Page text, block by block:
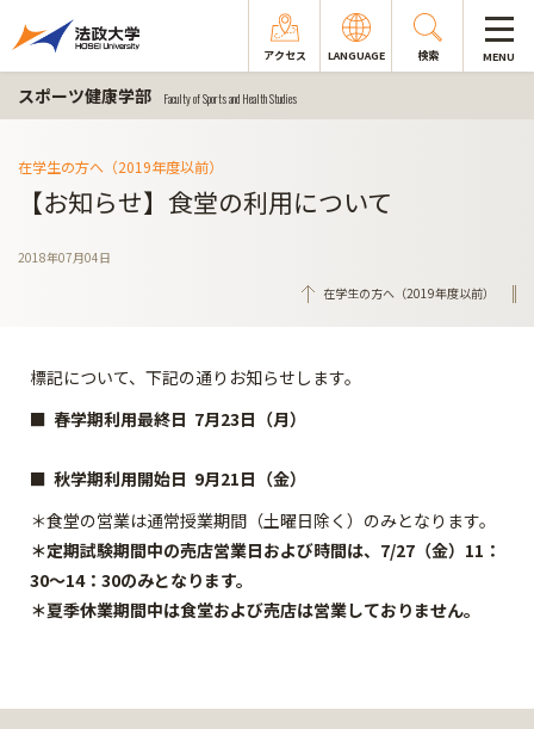
アクセス LANGUAGE 検索 MENU
スポーツ健康学部 Faculty of Sports and Health Studies
在学生の方へ（2019年度以前）
【お知らせ】食堂の利用について
2018年07月04日
在学生の方へ（2019年度以前）
標記について、下記の通りお知らせします。
■ 春学期利用最終日 7月23日（月）
■ 秋学期利用開始日 9月21日（金）
＊食堂の営業は通常授業期間（土曜日除く）のみとなります。
＊定期試験期間中の売店営業日および時間は、 7/27（金）11：
30～14：30のみとなります。
＊夏季休業期間中は食堂および売店は営業しておりません。